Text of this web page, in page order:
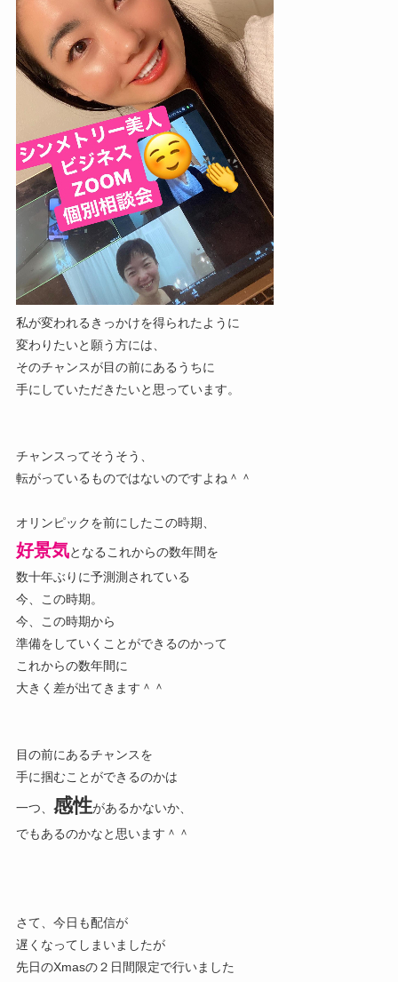
私が変われるきっかけを得られたように
変わりたいと願う方には、
そのチャンスが目の前にあるうちに
手にしていただきたいと思っています。
チャンスってそうそう、
転がっているものではないのですよね＾＾
オリンピックを前にしたこの時期、
好景気となるこれからの数年間を
数十年ぶりに予測測されている
今、この時期。
今、この時期から
準備をしていくことができるのかって
これからの数年間に
大きく差が出てきます＾＾
目の前にあるチャンスを
手に掴むことができるのかは
一つ、 感性があるかないか、
でもあるのかなと思います＾＾
さて、今日も配信が
遅くなってしまいましたが
先日のXmasの２日間限定で行いました